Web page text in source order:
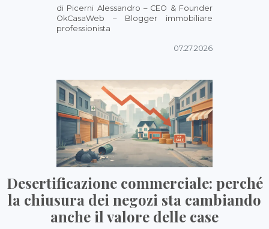
di Picerni Alessandro – CEO & Founder
OkCasaWeb – Blogger immobiliare
professionista
07.27.2026
Desertificazione commerciale: perché
la chiusura dei negozi sta cambiando
anche il valore delle case